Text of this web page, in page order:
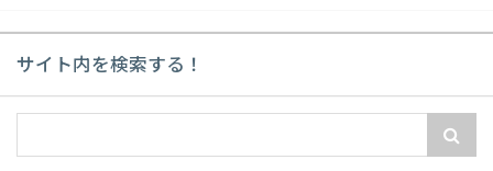
サイト内を検索する！